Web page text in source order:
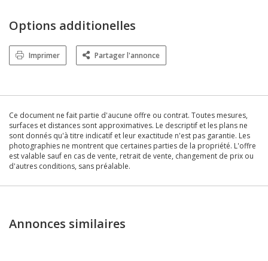
Options additionelles
Imprimer Partager l'annonce
Ce document ne fait partie d'aucune offre ou contrat. Toutes mesures,
surfaces et distances sont approximatives. Le descriptif et les plans ne
sont donnés qu'à titre indicatif et leur exactitude n'est pas garantie. Les
photographies ne montrent que certaines parties de la propriété. L'offre
est valable sauf en cas de vente, retrait de vente, changement de prix ou
d'autres conditions, sans préalable.
Annonces similaires